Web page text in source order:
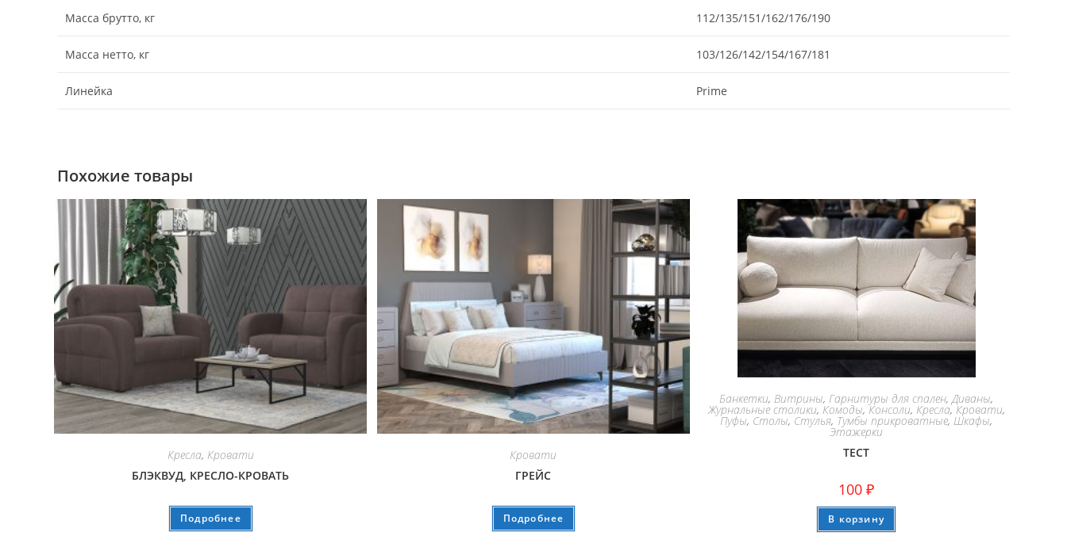
Масса брутто, кг 112/135/151/162/176/190
Масса нетто, кг 103/126/142/154/167/181
Линейка Prime
Похожие товары
Кресла, Кровати
БЛЭКВУД, КРЕСЛО-КРОВАТЬ
Подробнее
Кровати
ГРЕЙС
Подробнее
Банкетки, Витрины, Гарнитуры для спален,Диваны,
Журнальные столики, Комоды,Консоли, Кресла, Кровати,
Пуфы, Столы, Стулья, Тумбы прикроватные, Шкафы,
Этажерки
ТЕСТ
100₽
В корзину